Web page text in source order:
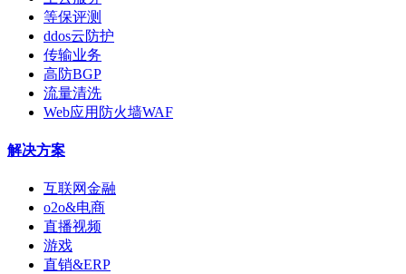
等保评测
ddos云防护
传输业务
高防BGP
流量清洗
Web应用防火墙WAF
解决方案
互联网金融
o2o&电商
直播视频
游戏
直销&ERP